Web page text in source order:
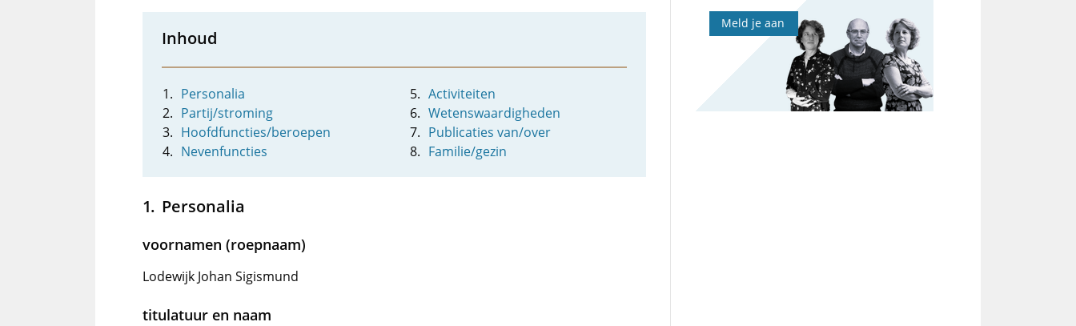
Inhoud
Personalia
Partij/stroming
Hoofdfuncties/beroepen
Nevenfuncties
Activiteiten
Wetenswaardigheden
Publicaties van/over
Familie/gezin
Personalia
voornamen (roepnaam)
Lodewijk Johan Sigismund
titulatuur en naam
Meld je aan